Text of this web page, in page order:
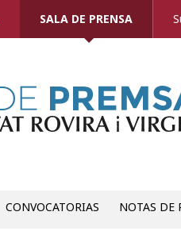
SALA DE PRENSA
CONVOCATORIAS NOTAS DE